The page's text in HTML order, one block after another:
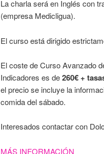
La charla será en Inglés con
(empresa Medicligua).
El curso está dirigido
El coste de Curso Avanzado
Indicadores es de260€ +
el precio se incluye la
comida del sábado.
Interesados contactar con
MÁS INFORMACIÓN